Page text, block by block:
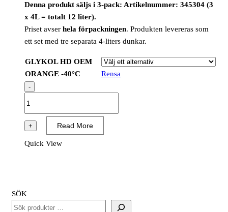
Denna produkt säljs i 3-pack: Artikelnummer: 345304 (3
x 4L = totalt 12 liter).
Priset avser hela förpackningen. Produkten levereras som
ett set med tre separata 4-liters dunkar.
GLYKOL HD OEM
ORANGE -40°C
Rensa
-
OEM
ORANGE
-40°C
+ Read More
Quick View
SÖK